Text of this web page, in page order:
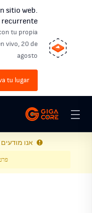
sitio web.
tu propia
vivo, 20 de
agosto
tu lugar
אנו